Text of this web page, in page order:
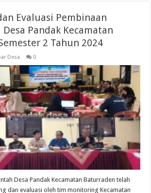
Evaluasi Pembinaan
Pandak Kecamatan
2 Tahun 2024
Desa 0
Desa Pandak Kecamatan Baturraden telah
dan evaluasi oleh tim monitoring Kecamatan